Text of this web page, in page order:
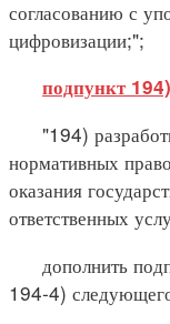
согласованию с
цифровизации;";
подпункт 194)
"194)
нормативных
оказания
ответственных
дополнить
194-4)